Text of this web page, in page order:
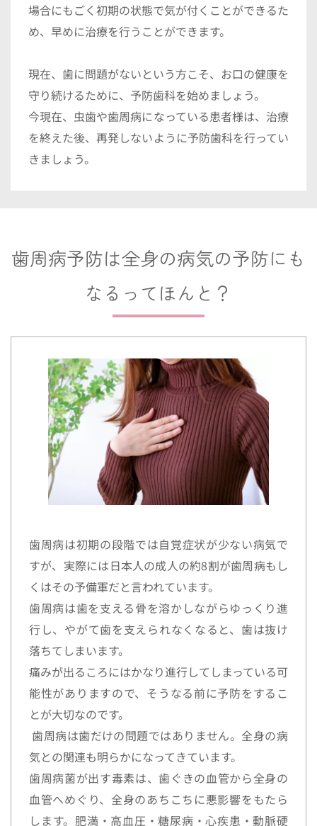
場合にもごく初期の状態で気が付くことができるた
め、早めに治療を行うことができます。
現在、歯に問題がないという方こそ、お口の健康を
守り続けるために、予防歯科を始めましょう。
今現在、虫歯や歯周病になっている患者様は、治療
を終えた後、再発しないように予防歯科を行ってい
きましょう。
歯周病予防は全身の病気の予防にも
なるってほんと？
歯周病は初期の段階では自覚症状が少ない病気で
すが、実際には日本人の成人の約8割が歯周病もし
くはその予備軍だと言われています。
歯周病は歯を支える骨を溶かしながらゆっくり進
行し、やがて歯を支えられなくなると、歯は抜け
落ちてしまいます。
痛みが出るころにはかなり進行してしまっている可
能性がありますので、そうなる前に予防をするこ
とが大切なのです。
気との関連も明らかになってきています。
歯周病菌が出す毒素は、歯ぐきの血管から全身の
血管へめぐり、全身のあちこちに悪影響をもたら
します。肥満・高血圧・糖尿病・心疾患・動脈硬